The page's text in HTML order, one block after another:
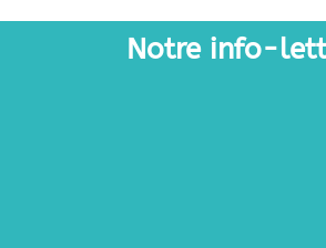
Notre info-